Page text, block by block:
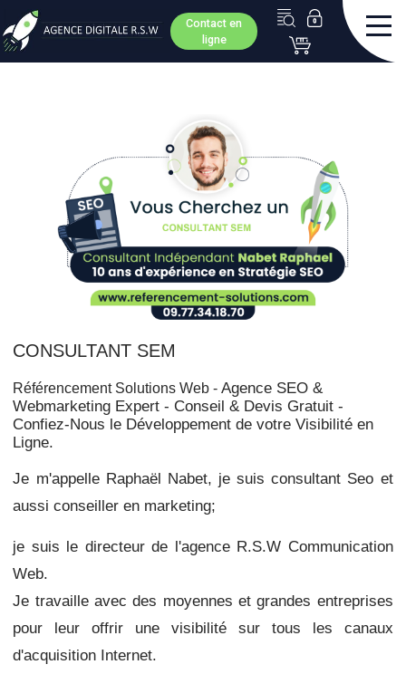
Contact en
ligne
CONSULTANT SEM
Référencement Solutions Web -Agence SEO &
Webmarketing Expert - Conseil & Devis Gratuit -
Confiez-Nous le Développement de votre Visibilité en
Ligne.
Je m'appelle Raphaël Nabet, je suis consultant Seo et
aussi conseiller en marketing;
je suis le directeur de l'agence R.S.W Communication
Web.
Je travaille avec des moyennes et grandes entreprises
pour leur offrir une visibilité sur tous les canaux
d'acquisition Internet.